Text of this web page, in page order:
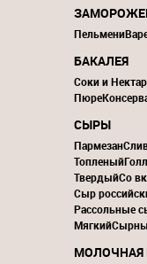
Пельмени
БАКАЛЕЯ
Соки и
Пюре
СЫРЫ
Пармезан
Топленый
ТвердыйСо
Сыр
Рассольные
Мягкий
МОЛОЧНАЯ